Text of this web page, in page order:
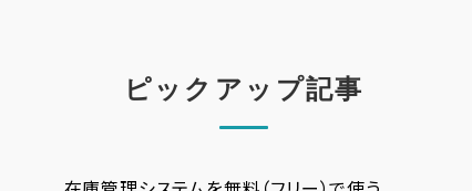
ピックアップ記事